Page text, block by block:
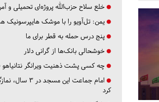
خلع سلاح حزب‌الله پروژه‌ای تحمیلی و
یمن: تل‌آویو را با موشک هایپرسونیک
پنج درس‌ حمله به قطر برای ما
خوشحالی بانک‌ها از گرانی دلار
چه کسی پشت ذهنیت ویرانگر نتانیاهو
کرد